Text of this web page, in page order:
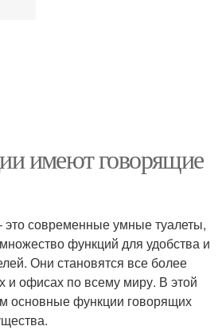
имеют говорящие
современные умные туалеты,
функций для удобства и
Они становятся все более
и офисах по всему миру. В этой
основные функции говорящих